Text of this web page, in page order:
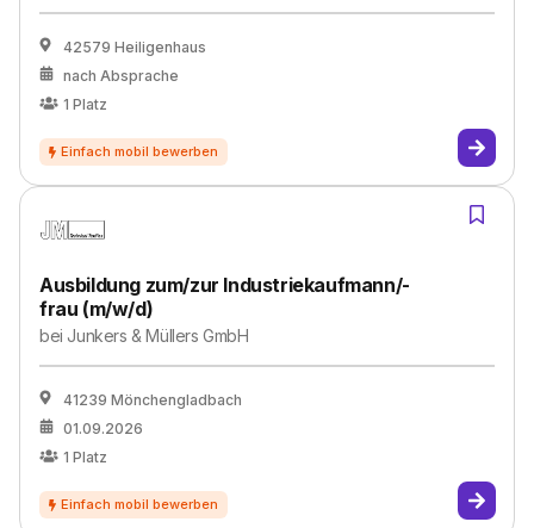
42579 Heiligenhaus
nach Absprache
1 Platz
Ausbildung zum/zur Industriekaufmann/-
frau (m/w/d)
bei Junkers & Müllers GmbH
41239 Mönchengladbach
01.09.2026
1 Platz